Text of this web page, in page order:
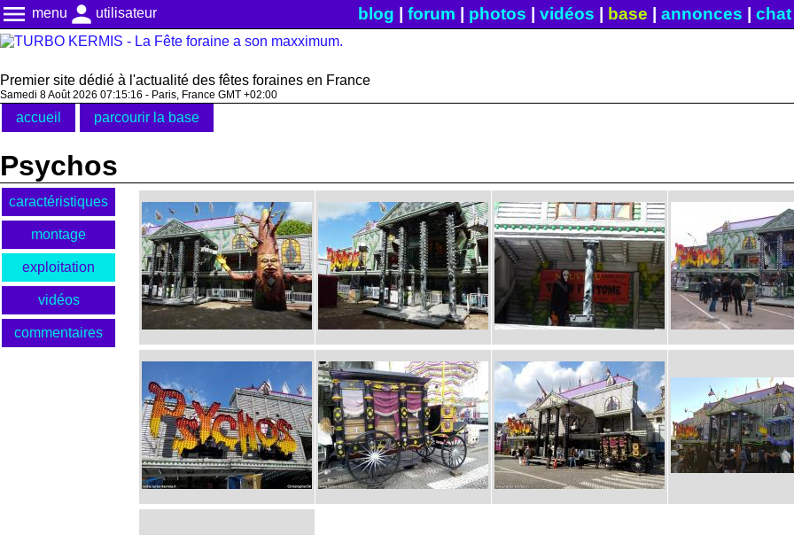
menu menu person utilisateur blog forum photos vidéos base annonces chat|
Premier site dédié à l'actualité des fêtes foraines en France
Samedi 8 Août 2026 07:15:17 - Paris, France GMT +02:00
accueil parcourir la base
Psychos
caractéristiques
montage
exploitation
vidéos
commentaires